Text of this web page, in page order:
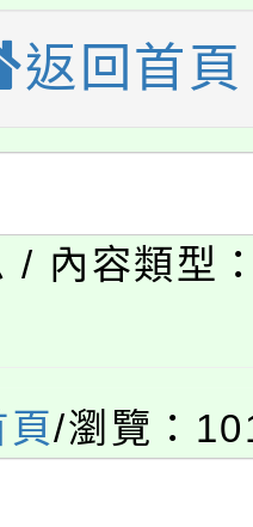
溝通分析基
生輔導中心
輔導、社會
參加。
政府辦理
短影音徵
及活動海報
。
學年度學生
助參觀特色
計畫」
育部表揚
貢獻獎」
學年度第
新住民語歌
學年度第
甄選結果(
學年度第
返回首頁
/ 內容類型
頁/瀏覽：